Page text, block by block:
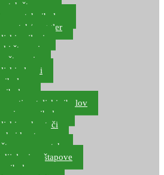
štapove
match ribolov
match/waggler
najloni
štapovi
štapovi
plovci
natjecateljski ribolov
za ribolov
podmetači
i kante
– match
dijelovi za štapove
ribolov